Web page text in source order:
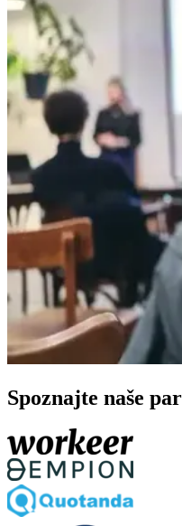
Spoznajte naše